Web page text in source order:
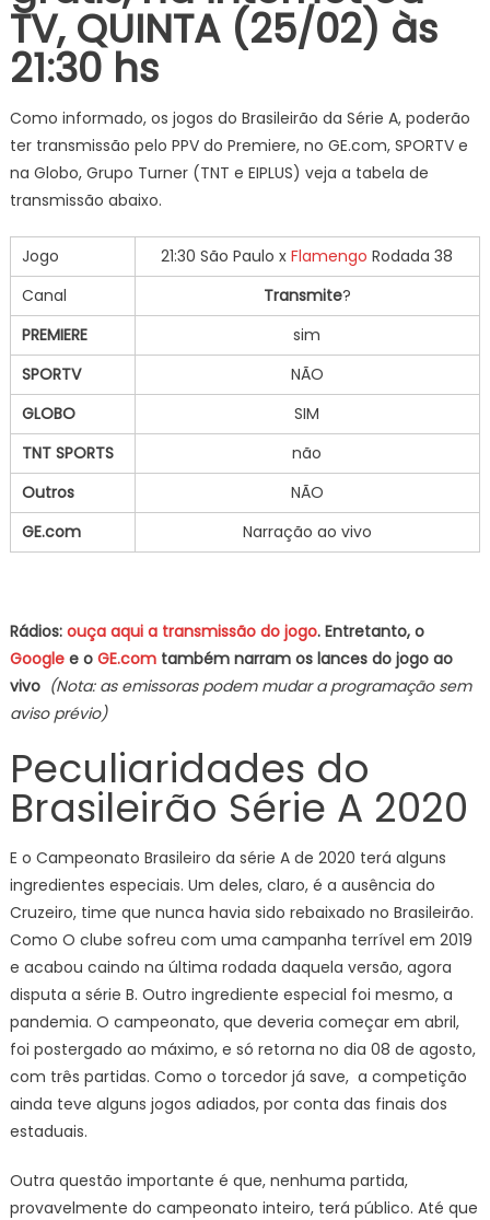
TV, QUINTA (25/02) às
21:30 hs
Como informado, os jogos do Brasileirão da Série A, poderão
ter transmissão pelo PPV do Premiere, no GE.com, SPORTV e
na Globo, Grupo Turner (TNT e EIPLUS) veja a tabela de
transmissão abaixo.
Jogo 21:30 São Paulo xFlamengo Rodada 38
Canal
Transmite?
PREMIERE
sim
SPORTV
NÃO
GLOBO
SIM
TNT SPORTS
não
Outros
NÃO
GE.com
Narração ao vivo
Rádios: ouça aqui a transmissão do jogo. Entretanto, o
Googlee o GE.comtambém narram os lances do jogo ao
vivo (Nota: as emissoras podem mudar a programação sem
aviso prévio)
Peculiaridades do
Brasileirão Série A 2020
E o Campeonato Brasileiro da série A de 2020 terá alguns
ingredientes especiais. Um deles, claro, é a ausência do
Cruzeiro, time que nunca havia sido rebaixado no Brasileirão.
Como O clube sofreu com uma campanha terrível em 2019
e acabou caindo na última rodada daquela versão, agora
disputa a série B. Outro ingrediente especial foi mesmo, a
pandemia. O campeonato, que deveria começar em abril,
foi postergado ao máximo, e só retorna no dia 08 de agosto,
com três partidas. Como o torcedor já save, a competição
ainda teve alguns jogos adiados, por conta das finais dos
estaduais.
Outra questão importante é que, nenhuma partida,
provavelmente do campeonato inteiro, terá público. Até que